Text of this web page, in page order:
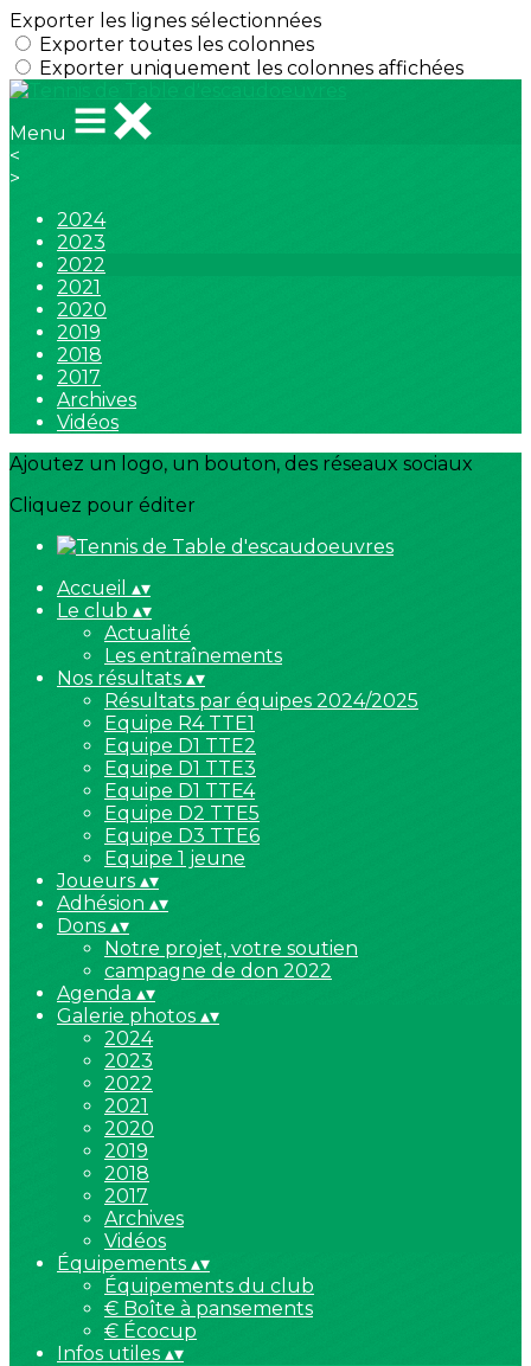
Exporter les lignes sélectionnées
Exporter toutes les colonnes
Exporter uniquement les colonnes affichées
Menu
<
>
2024
2023
2022
2021
2020
2019
2018
2017
Archives
Vidéos
Ajoutez un logo, un bouton, des réseaux sociaux
Cliquez pour éditer
Accueil ▴▾
Le club ▴▾
Actualité
Les entraînements
Nos résultats ▴▾
Résultats par équipes 2024/2025
Equipe R4 TTE1
Equipe D1 TTE2
Equipe D1 TTE3
Equipe D1 TTE4
Equipe D2 TTE5
Equipe D3 TTE6
Equipe 1 jeune
Joueurs ▴▾
Adhésion ▴▾
Dons ▴▾
Notre projet, votre soutien
campagne de don 2022
Agenda ▴▾
Galerie photos ▴▾
2024
2023
2022
2021
2020
2019
2018
2017
Archives
Vidéos
Équipements ▴▾
Équipements du club
€ Boîte à pansements
€ Écocup
Infos utiles ▴▾